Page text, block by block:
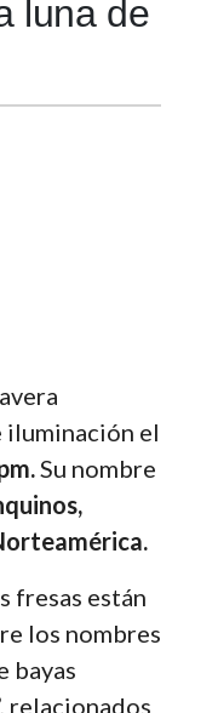
luna de
iluminación el
Su nombre
fresas están
los nombres
bayas
relacionados